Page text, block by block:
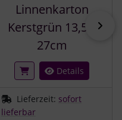
Linnenkarton
Kerstgrün 13,5 x
27cm
Details
Lieferzeit: sofort
lieferbar